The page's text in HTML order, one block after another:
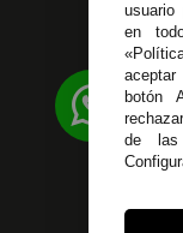
usuario
en
botón
de las